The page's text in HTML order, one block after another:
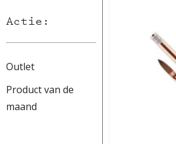
Actie:
Outlet
Product van de
maand